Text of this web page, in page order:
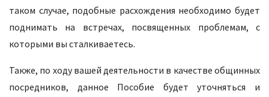
таком случае, подобные расхождения необходимо будет
поднимать на встречах, посвященных проблемам, с
которыми вы сталкиваетесь.
Также, по ходу вашей деятельности в качестве общинных
посредников, данное Пособие будет уточняться и